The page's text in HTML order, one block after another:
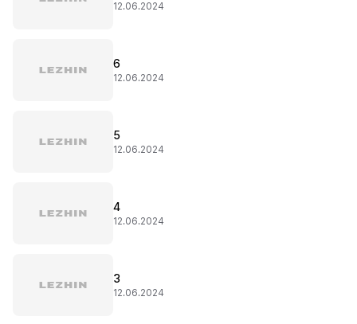
12.06.2024
6
12.06.2024
5
12.06.2024
4
12.06.2024
3
12.06.2024